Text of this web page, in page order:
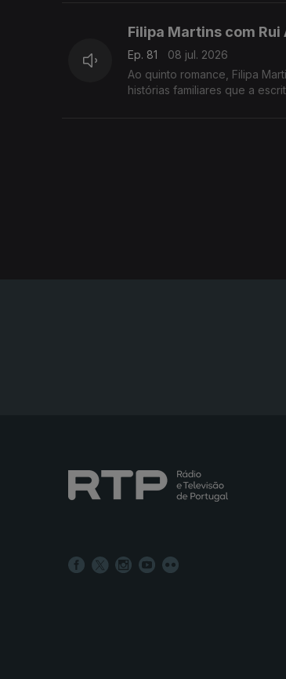
Filipa Martins com Rui
Ep. 81
08 jul. 2026
Ao quinto romance, Filipa
histórias familiares que a
Teresinha Landeiro cantou o
uma das fadistas mais
Ricardo Carriço com
Começou na moda, hoje é
um homem de família.